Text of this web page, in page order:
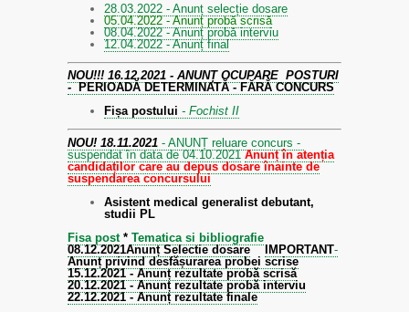
28.03.2022 - Anunț selecție dosare
05.04.2022 - Anunț probă scrisă
08.04.2022 - Anunț probă interviu
12.04.2022 - Anunț final
NOU!!! 16.12.2021 - ANUNȚ OCUPARE POSTURI
-PERIOADĂ DETERMINATĂ - FĂRĂ CONCURS
Fișa postului - Fochist II
NOU! 18.11.2021 - ANUNȚ reluare concurs -
suspendat în data de 04.10.2021 Anunț în atenția
candidaților care au depus dosare înainte de
suspendarea concursului
Asistent medical generalist debutant,
studii PL
Fisa post* Tematica si bibliografie
08.12.2021Anunț Selectie dosare IMPORTANT-
Anunț privind desfășurarea probei scrise
15.12.2021 - Anunț rezultate probă scrisă
20.12.2021 - Anunț rezultate probă interviu
22.12.2021 - Anunț rezultate finale